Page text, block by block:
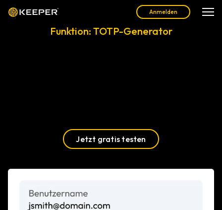
Anmelden
Funktion: TOTP-Generator
Jetzt gratis testen